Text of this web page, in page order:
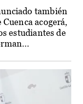
también
acogerá,
estudiantes de